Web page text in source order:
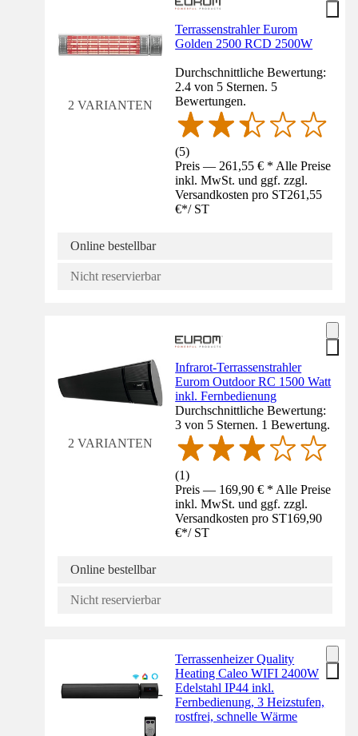
2 VARIANTEN
Terrassenstrahler Eurom
Golden 2500 RCD 2500W
Durchschnittliche Bewertung:
2.4 von 5 Sternen. 5
Bewertungen.
(5)
Preis — 261,55 € * Alle Preise
inkl. MwSt. und ggf. zzgl.
Versandkosten pro ST261,55
€*/ ST
Online bestellbar
Nicht reservierbar
2 VARIANTEN
Infrarot-Terrassenstrahler
Eurom Outdoor RC 1500 Watt
inkl. Fernbedienung
Durchschnittliche Bewertung:
3 von 5 Sternen. 1 Bewertung.
(1)
Preis — 169,90 € * Alle Preise
inkl. MwSt. und ggf. zzgl.
Versandkosten pro ST169,90
€*/ ST
Online bestellbar
Nicht reservierbar
Terrassenheizer Quality
Heating Caleo WIFI 2400W
Edelstahl IP44 inkl.
Fernbedienung, 3 Heizstufen,
rostfrei, schnelle Wärme